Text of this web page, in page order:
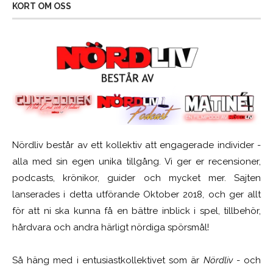
KORT OM OSS
Nördliv består av ett kollektiv att engagerade individer -
alla med sin egen unika tillgång. Vi ger er recensioner,
podcasts, krönikor, guider och mycket mer. Sajten
lanserades i detta utförande Oktober 2018, och ger allt
för att ni ska kunna få en bättre inblick i spel, tillbehör,
hårdvara och andra härligt nördiga spörsmål!
Så häng med i entusiastkollektivet som är Nördliv- och